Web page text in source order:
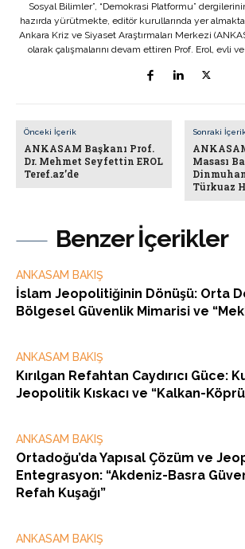
Benzer İçerikler
ANKASAM BAKIŞ
İslam Jeopolitiğinin Dönüşü: Orta
Bölgesel Güvenlik Mimarisi ve
ANKASAM BAKIŞ
Kırılgan Refahtan Caydırıcı Güce:
Jeopolitik Kıskacı ve “Kalkan-
ANKASAM BAKIŞ
Ortadoğu’da Yapısal Çözüm ve
Entegrasyon: “Akdeniz-Basra
Refah Kuşağı”
ANKASAM BAKIŞ
Sosyal Bilimler”, “Demokrasi Platformu”
hazırda yürütmekte, editör kurullarında yer
Ankara Kriz ve Siyaset Araştırmaları Merkezi
olarak çalışmalarını devam ettiren Prof. Erol, evli
Önceki İçerik
ANKASAM Başkanı Prof.
Dr. Mehmet Seyfettin EROL
Teref.az’de
Sonraki
Masası
Türkuaz